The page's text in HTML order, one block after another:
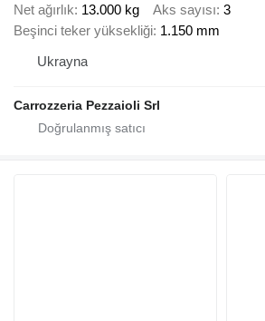
Net ağırlık 13.000 kg Aks sayısı 3
Beşinci teker yüksekliği 1.150 mm
Ukrayna
Carrozzeria Pezzaioli Srl